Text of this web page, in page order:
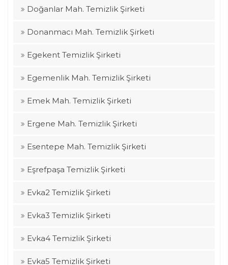
Doğanlar Mah. Temizlik Şirketi
Donanmacı Mah. Temizlik Şirketi
Egekent Temizlik Şirketi
Egemenlik Mah. Temizlik Şirketi
Emek Mah. Temizlik Şirketi
Ergene Mah. Temizlik Şirketi
Esentepe Mah. Temizlik Şirketi
Eşrefpaşa Temizlik Şirketi
Evka2 Temizlik Şirketi
Evka3 Temizlik Şirketi
Evka4 Temizlik Şirketi
Evka5 Temizlik Şirketi